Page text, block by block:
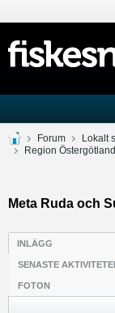
Forum
Lokalt
Region Östergötland
Meta Ruda och
INLÄGG
SENASTE
FOTON